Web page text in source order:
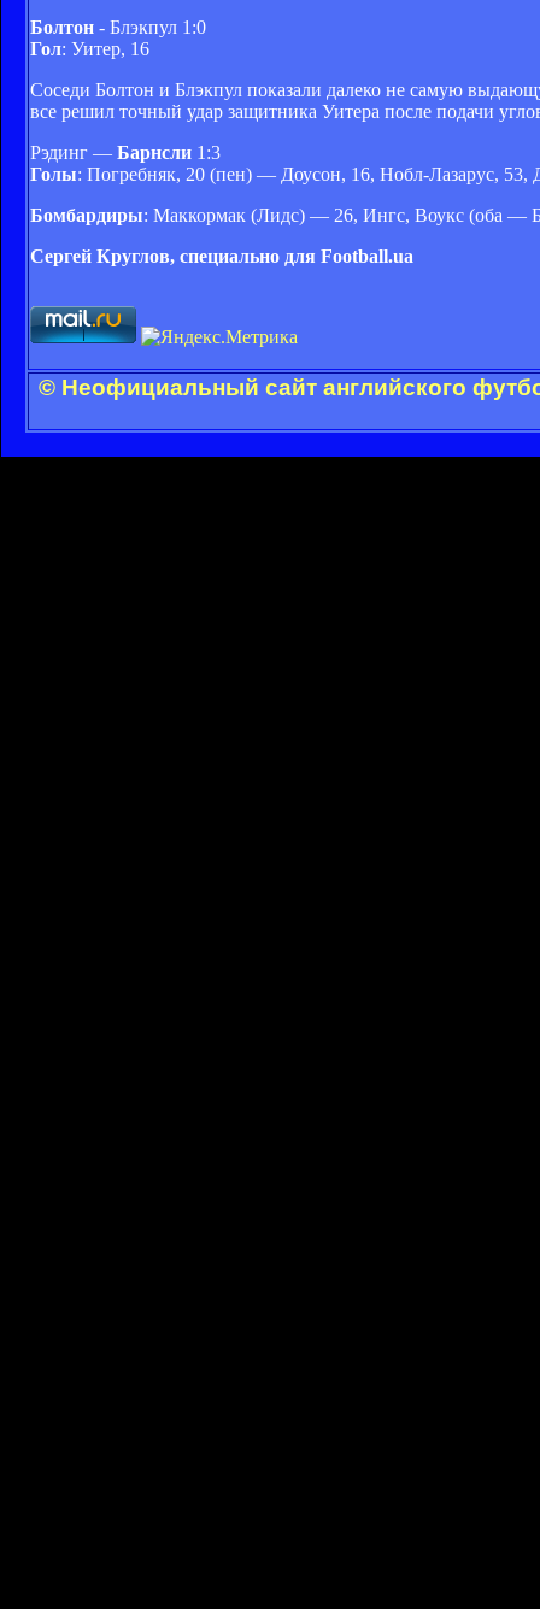
Болтон - Блэкпул 1:0
Гол: Уитер, 16
Соседи Болтон и Блэкпул показали далеко не самую
все решил точный удар защитника Уитера после подачи
Рэдинг — Барнсли 1:3
Голы: Погребняк, 20 (пен) — Доусон, 16, Нобл-Лазарус, 53,
Бомбардиры: Маккормак (Лидс) — 26, Ингс, Воукс (оба —
Сергей Круглов, специально для Football.ua
© Неофициальный сайт английского